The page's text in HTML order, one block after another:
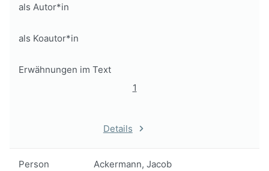
als Autor*in
als Koautor*in
Erwähnungen im Text
1
Details
Person Ackermann, Jacob